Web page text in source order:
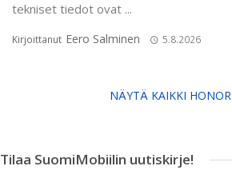
tekniset tiedot ovat ...
Kirjoittanut Eero Salminen 5.8.2026
NÄYTÄ KAIKKI HONOR
Tilaa SuomiMobiilin uutiskirje!